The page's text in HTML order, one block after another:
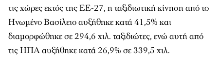
τις χώρες εκτός της ΕΕ-27, η ταξιδιωτική κίνηση από το
Ηνωμένο Βασίλειο αυξήθηκε κατά 41,5% και
διαμορφώθηκε σε 294,6 χιλ. ταξιδιώτες, ενώ αυτή από
τις ΗΠΑ αυξήθηκε κατά 26,9% σε 339,5 χιλ.